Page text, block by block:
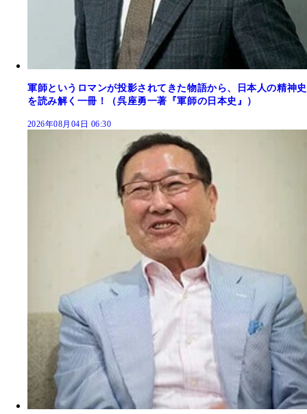
軍師というロマンが投影されてきた物語から、日本人の精神史
を読み解く一冊！（呉座勇一著『軍師の日本史』）
2026年08月04日 06:30